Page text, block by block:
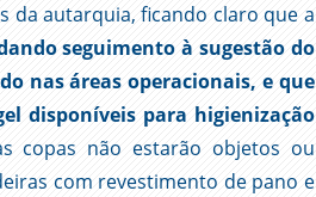
da autarquia, ficando claro que a
seguimento à sugestão do
nas áreas operacionais, e que
disponíveis para higienização
copas não estarão objetos ou
com revestimento de pano e